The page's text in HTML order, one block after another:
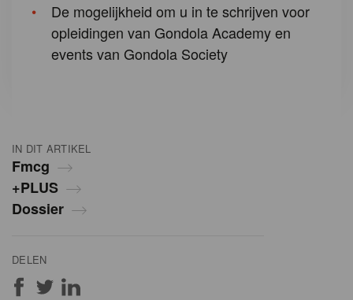
IN DIT ARTIKEL
Fmcg
+PLUS
Dossier
DELEN
De mogelijkheid om u in te schrijven voor
opleidingen van Gondola Academy en
events van Gondola Society